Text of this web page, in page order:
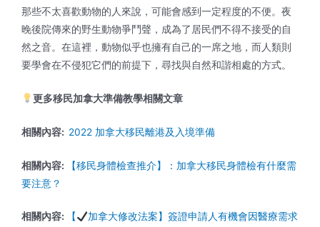
那些不太喜歡動物的人來說，可能會感到一定程度的不便。夜
晚後院傳來的野生動物爭鬥聲，成為了居民們不得不接受的自
然之音。在這裡，動物似乎也擁有自己的一席之地，而人類則
要學會在不侵犯它們的前提下，尋找與自然和諧相處的方式。
更多移民加拿大準備教學相關文章
相關內容: 2022 加拿大移民離港及入境準備
相關內容:
【移民身體檢查推介】：加拿大移民身體檢有什麼需
要注意？
相關內容: 【
加拿大修改法案】簽證申請人有機會因醫療需求